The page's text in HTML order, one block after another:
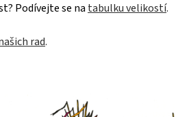
Podívejte se na tabulku velikostí.
rad.